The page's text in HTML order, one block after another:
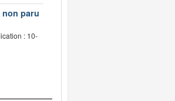
non paru
: 10-